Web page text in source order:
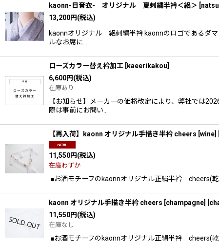
kaonn-日音衣- オリジナル 夏刺繍半衿＜絽＞
13,200円(税込)
kaonnオリジナル 絽刺繍半衿 kaonnのロゴであるダ
ルなお席に…
ローズカラー替え衿加工 kaeerikakou
6,600円(税込)
在庫あり
【お知らせ】メーカーの価格改定により、弊社では
際は事前にお問い…
【再入荷】kaonn オリジナル手描き半衿 cheers [wine]
11,550円(税込)
在庫わずか
■お酒モチーフのkaonnオリジナル正絹半衿 cheers(
kaonn オリジナル手描き半衿 cheers [champagne]
11,550円(税込)
在庫なし
■お酒モチーフのkaonnオリジナル正絹半衿 cheers(